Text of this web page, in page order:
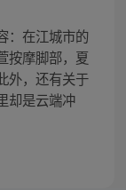
：在江城市的
按摩脚部，夏
外，还有关于
却是云端冲